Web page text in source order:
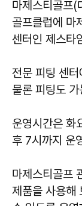
마제스티골프(
골프클럽에 마
센터인 제스타
전문 피팅 센
물론 피팅도 가
운영시간은 화
후 7시까지 운
마제스티골프
제품을 사용해